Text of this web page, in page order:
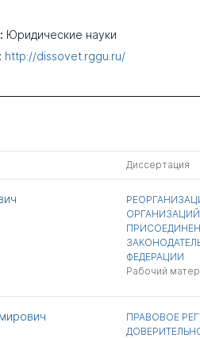
Юридические науки
http://dissovet.rggu.ru/
Диссертация
ФЕДЕРАЦИИ
Рабочий
ПРАВОВОЕ